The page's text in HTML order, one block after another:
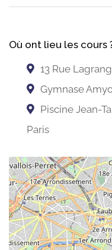
Où ont lieu les cours
13 Rue
Gymnase
Piscine Jean-
Paris